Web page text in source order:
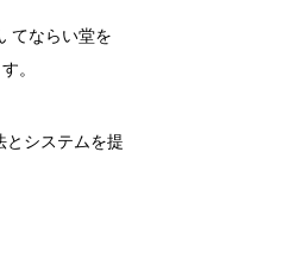
てならい堂を
。
とシステムを提